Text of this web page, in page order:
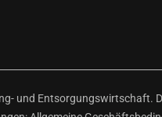
und Entsorgungswirtschaft.